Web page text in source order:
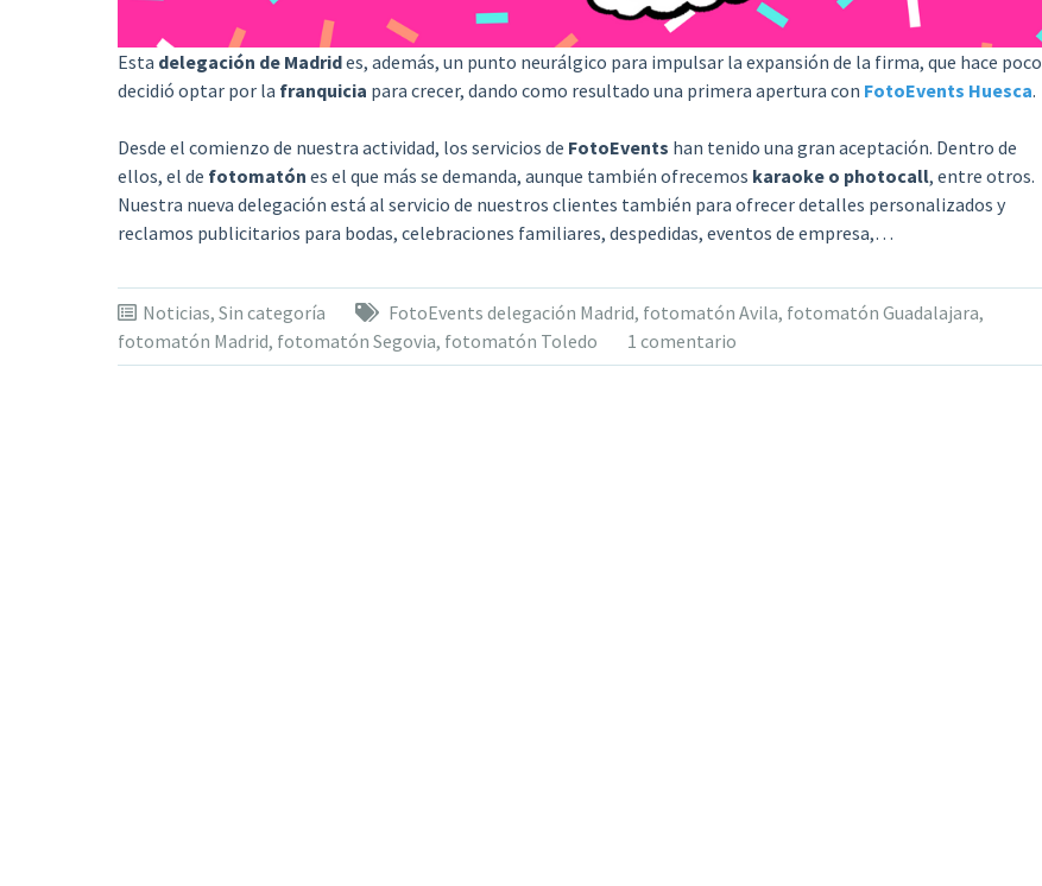
Esta delegación de Madrides, además, un punto neurálgico para impulsar la expansión de la firma, que hace poco
decidió optar por la franquicia para crecer, dando como resultado una primera apertura con FotoEvents Huesca.
Desde el comienzo de nuestra actividad, los servicios de FotoEvents han tenido una gran aceptación. Dentro de
ellos, el de fotomatón es el que más se demanda, aunque también ofrecemos karaoke o photocall, entre otros.
Nuestra nueva delegación está al servicio de nuestros clientes también para ofrecer detalles personalizados y
reclamos publicitarios para bodas, celebraciones familiares, despedidas, eventos de empresa,…
Noticias, Sin categoría FotoEvents delegación Madrid, fotomatón Avila, fotomatón Guadalajara,
fotomatón Madrid, fotomatón Segovia, fotomatón Toledo 1 comentario